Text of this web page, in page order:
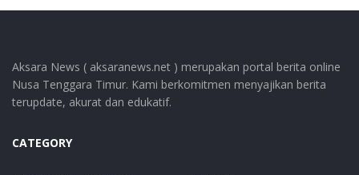
Aksara News ( aksaranews.net ) merupakan portal berita online
Nusa Tenggara Timur. Kami berkomitmen menyajikan berita
terupdate, akurat dan edukatif.
CATEGORY